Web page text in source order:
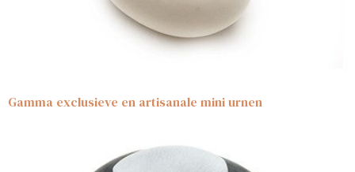
Gamma exclusieve en artisanale mini urnen